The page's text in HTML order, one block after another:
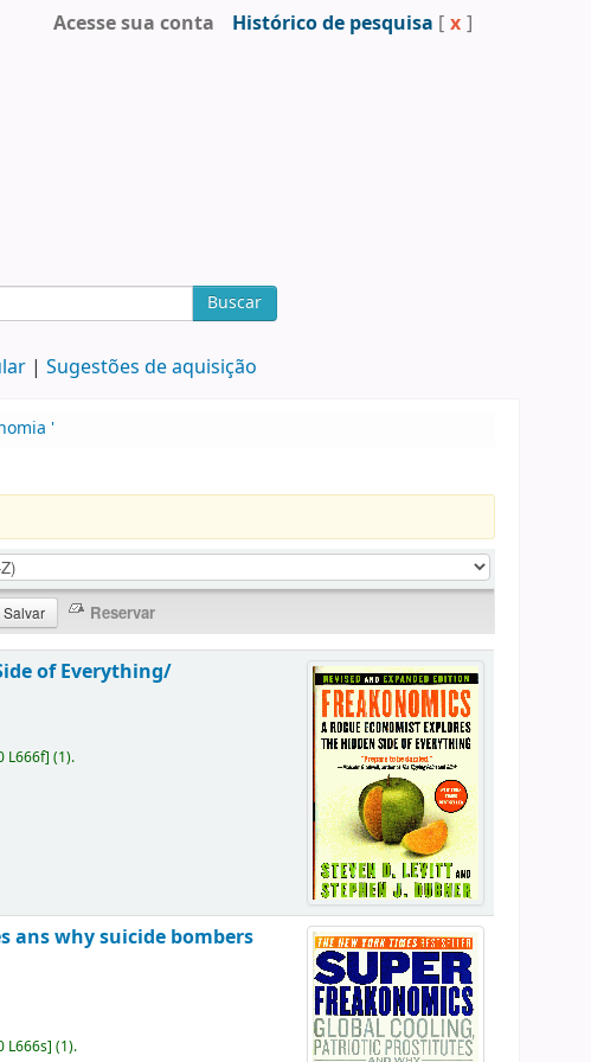
Acesse sua conta Histórico de pesquisa [ x ]
Buscar
Sugestões de aquisição
'
of Everything/
L666f](1).
ans why suicide bombers
L666s](1).